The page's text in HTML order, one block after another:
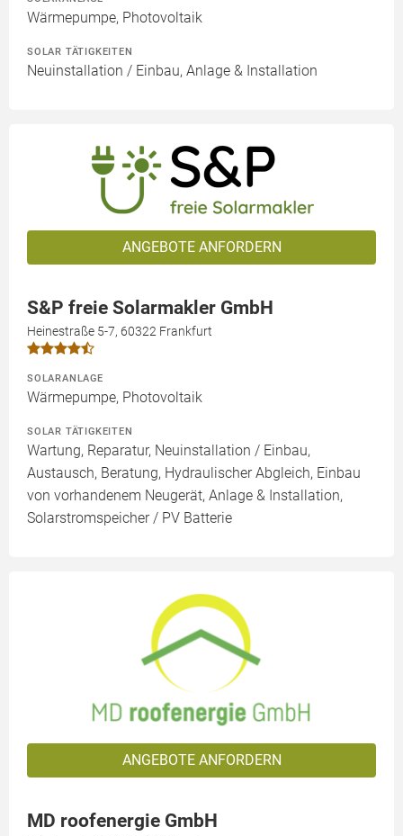
Wärmepumpe, Photovoltaik
SOLAR TÄTIGKEITEN
Neuinstallation / Einbau, Anlage & Installation
ANGEBOTE ANFORDERN
S&P freie Solarmakler GmbH
Heinestraße 5-7, 60322 Frankfurt
SOLARANLAGE
Wärmepumpe, Photovoltaik
SOLAR TÄTIGKEITEN
Wartung, Reparatur, Neuinstallation / Einbau,
Austausch, Beratung, Hydraulischer Abgleich, Einbau
von vorhandenem Neugerät, Anlage & Installation,
Solarstromspeicher / PV Batterie
ANGEBOTE ANFORDERN
MD roofenergie GmbH